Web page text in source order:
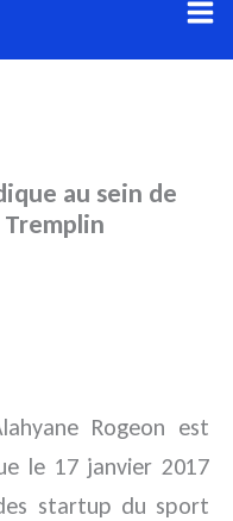
au sein de
Rogeon est
le 17 janvier 2017
startup du sport